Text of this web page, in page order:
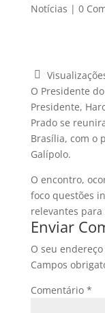
Notícias | 0
O Presidente
Presidente,
Prado se
Brasília, com o
Galípolo.
O encontro,
foco questões
relevantes
Enviar
O seu
Campos
Comentário *